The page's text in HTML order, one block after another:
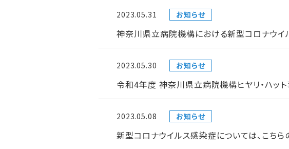
2023.05.31 お知らせ
神奈川県立病院機構における新型コロナウ
2023.05.30 お知らせ
令和4年度 神奈川県立病院機構ヒヤリ・ハッ
2023.05.08 お知らせ
新型コロナウイルス感染症については、こち